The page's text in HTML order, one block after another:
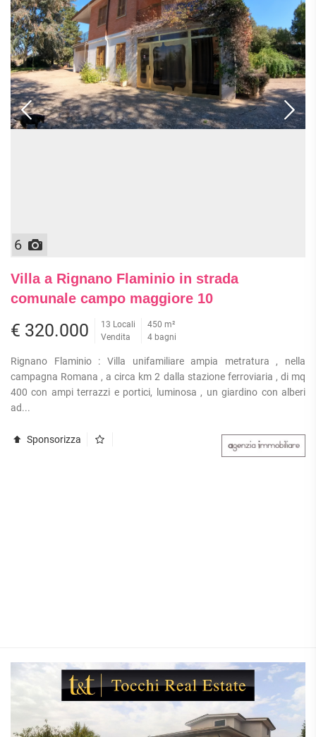
6
Villa a Rignano Flaminio in strada
comunale campo maggiore 10
€ 320.000
13 Locali
Vendita
450 m²
4 bagni
Rignano Flaminio : Villa unifamiliare ampia metratura , nella
campagna Romana , a circa km 2 dalla stazione ferroviaria , di mq
400 con ampi terrazzi e portici, luminosa , un giardino con alberi
ad...
Sponsorizza